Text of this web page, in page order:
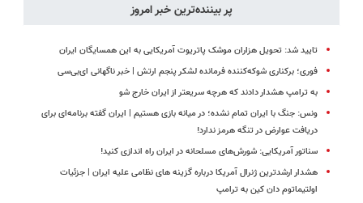
پر بیننده‌ترین خبر امروز
تایید شد: تحویل هزاران موشک پاتریوت آمریکایی به این همسایگان ایران
فوری؛ برکناری شوکه‌کننده فرمانده لشکر پنجم ارتش | خبر ناگهانی ای‌بی‌سی
به ترامپ هشدار دادند که هرچه سریعتر از ایران خارج شو
ونس: جنگ با ایران تمام نشده؛ در میانه بازی هستیم | ایران گفته برنامه‌ای برای
دریافت عوارض در تنگه هرمز ندارد!
سناتور آمریکایی: شورش‌های مسلحانه در ایران راه اندازی کنید!
هشدار ارشدترین ژنرال آمریکا درباره گزینه های نظامی علیه ایران | جزئیات
اولتیماتوم دان کین به ترامپ